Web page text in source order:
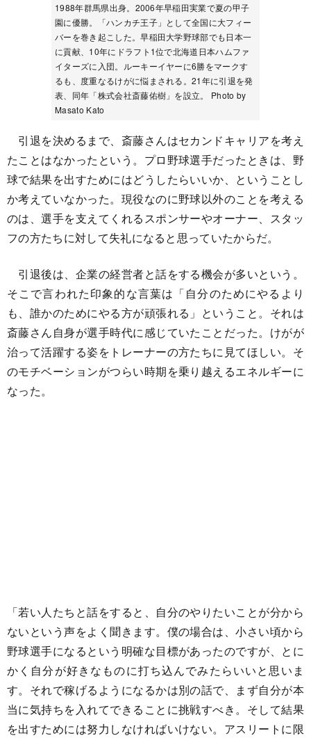
1988年群馬県出身。2006年早稲田実業で夏の甲子
園に優勝。「ハンカチ王子」として全国に大フィー
バーを巻き起こした。早稲田大学野球部でも日本一
に貢献、10年にドラフト1位で北海道日本ハムファ
イターズに入団。ルーキーイヤーに6勝をマークす
るも、度重なるけがに悩まされる。21年に引退を発
表、同年「株式会社斎藤佑樹」を設立。 Photo by
Masato Kato
引退を決めるまで、斎藤さんはセカンドキャリアを考え
たことはなかったという。プロ野球選手だったときは、野
球で結果を出すためにはどうしたらいいか、ということし
か考えていなかった。現役なのに野球以外のことを考える
のは、選手を支えてくれるスポンサーやオーナー、スタッ
フの方たちに対して失礼になると思っていたからだ。
引退後は、企業の経営者と話をする機会が多いという。
そこで言われた印象的な言葉は「自分のためにやるより
も、誰かのためにやる方が頑張れる」ということ。それは
斎藤さん自身が選手時代に感じていたことだった。けがが
治って活躍する姿をトレーナーの方たちに見てほしい。そ
のモチベーションがつらい時期を乗り越えるエネルギーに
なった。
「若い人たちと話をすると、自分のやりたいことが分から
ないという声をよく聞きます。僕の場合は、小さい頃から
野球選手になるという明確な目標があったのですが、とに
かく自分が好きなものに打ち込んでみたらいいと思いま
す。それで稼げるようになるかは別の話で、まず自分が本
当に気持ちを入れてできることに挑戦すべき。そして結果
を出すためには努力しなければいけない。アスリートに限